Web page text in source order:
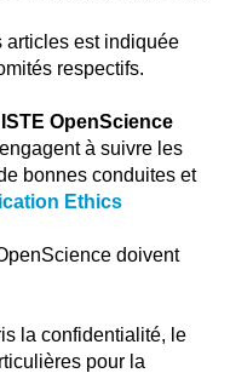
articles est indiquée
respectifs.
OpenScience
à suivre les
bonnes conduites et
Ethics
doivent
la confidentialité, le
pour la